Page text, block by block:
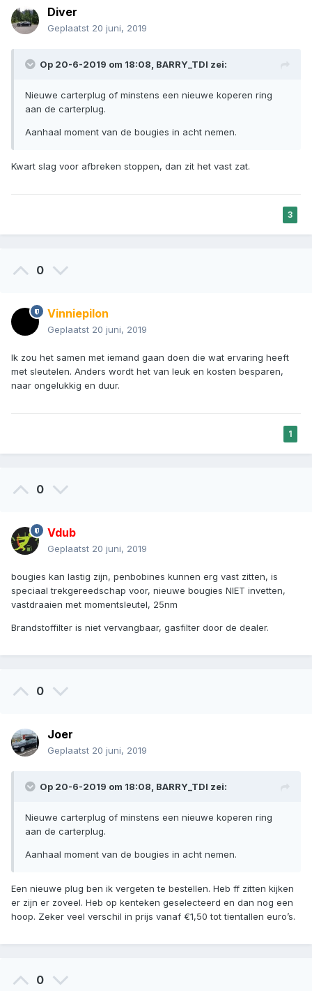
Diver
Geplaatst 20 juni, 2019
Op 20-6-2019 om 18:08, BARRY_TDI zei:
Nieuwe carterplug of minstens een nieuwe koperen ring
aan de carterplug.
Aanhaal moment van de bougies in acht nemen.
Kwart slag voor afbreken stoppen, dan zit het vast zat.
3
0
Vinniepilon
Geplaatst 20 juni, 2019
Ik zou het samen met iemand gaan doen die wat ervaring heeft
met sleutelen. Anders wordt het van leuk en kosten besparen,
naar ongelukkig en duur.
1
0
Vdub
Geplaatst 20 juni, 2019
bougies kan lastig zijn, penbobines kunnen erg vast zitten, is
speciaal trekgereedschap voor, nieuwe bougies NIET invetten,
vastdraaien met momentsleutel, 25nm
Brandstoffilter is niet vervangbaar, gasfilter door de dealer.
0
Joer
Geplaatst 20 juni, 2019
Op 20-6-2019 om 18:08, BARRY_TDI zei:
Nieuwe carterplug of minstens een nieuwe koperen ring
aan de carterplug.
Aanhaal moment van de bougies in acht nemen.
Een nieuwe plug ben ik vergeten te bestellen. Heb ff zitten kijken
er zijn er zoveel. Heb op kenteken geselecteerd en dan nog een
hoop. Zeker veel verschil in prijs vanaf €1,50 tot tientallen euro’s.
0